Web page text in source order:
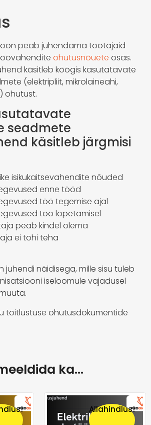
peab juhendama töötajaid
ohutusnõuete osas.
käsitleb köögis kasutatavate
(elektripliit, mikrolaineahi,
ohutust.
seadmete
käsitleb järgmisi
isikukaitsevahendite nõuded
enne tööd
töö tegemise ajal
töö lõpetamisel
peab kindel olema
ei tohi teha
juhendi näidisega, mille sisu tuleb
iseloomule vajadusel
toitlustuse ohutusdokumentide
ka…
Allahindlus!